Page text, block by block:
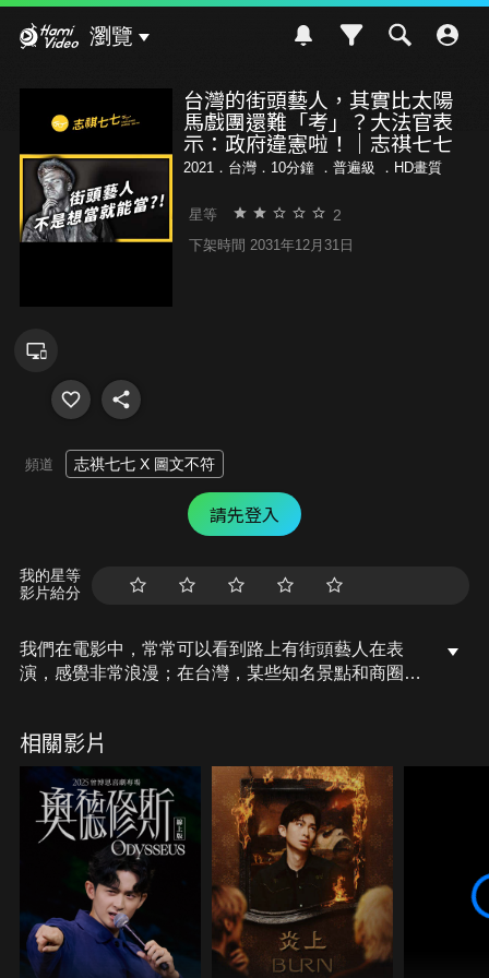
瀏覽
台灣的街頭藝人，其實比太陽
馬戲團還難「考」？大法官表
示：政府違憲啦！｜志祺七七
2021．台灣．10分鐘 ． 普遍級 ．HD畫質
星等 2
下架時間 2031年12月31日
頻道 志祺七七 X 圖文不符
請先登入
我的星等
影片給分
我們在電影中，常常可以看到路上有街頭藝人在表
演，感覺非常浪漫；在台灣，某些知名景點和商圈，
起來聊聊「街頭藝人」吧！
相關影片